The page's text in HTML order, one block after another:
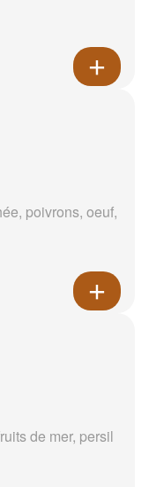
poivrons, oeuf,
de mer, persil